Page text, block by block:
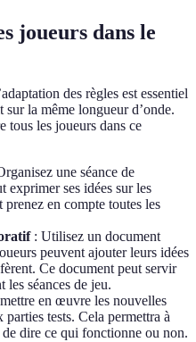
joueurs dans le
des règles est essentiel
la même longueur d’onde.
tous les joueurs dans ce
une séance de
exprimer ses idées sur les
en compte toutes les
: Utilisez un document
peuvent ajouter leurs idées
Ce document peut servir
les séances de jeu.
en œuvre les nouvelles
tests. Cela permettra à
dire ce qui fonctionne ou non.